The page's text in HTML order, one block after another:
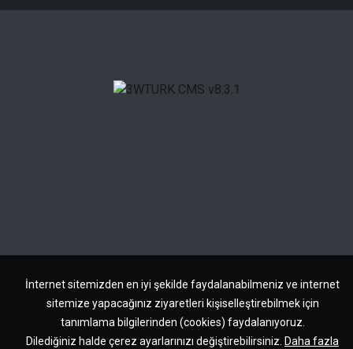
İnternet sitemizden en iyi şekilde faydalanabilmeniz ve internet
sitemize yapacağınız ziyaretleri kişiselleştirebilmek için
tanımlama bilgilerinden (cookies) faydalanıyoruz.
Dilediğiniz halde çerez ayarlarınızı değiştirebilirsiniz. Daha fazla